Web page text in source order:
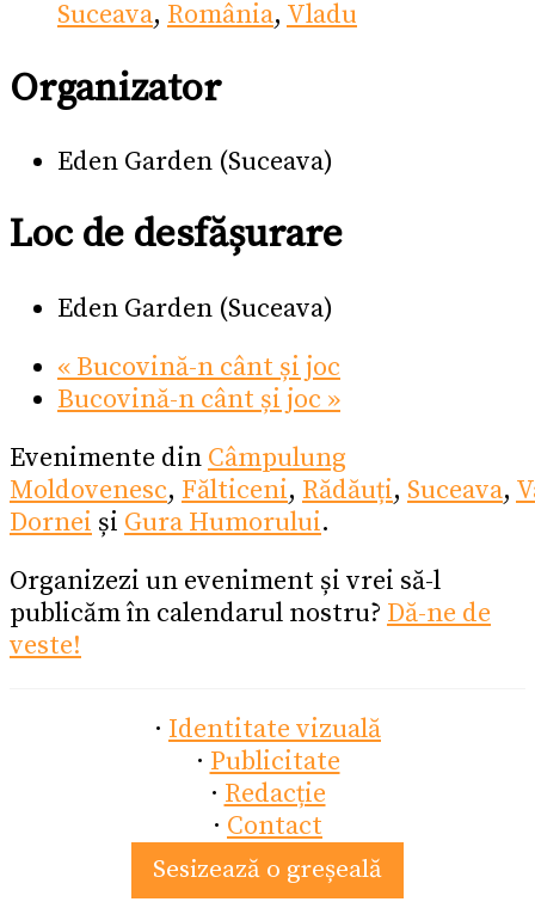
Suceava, România, Vladu
Organizator
Eden Garden (Suceava)
Loc de desfășurare
Eden Garden (Suceava)
« Bucovină-n cânt și joc
Bucovină-n cânt și joc »
Evenimente din Câmpulung
Moldovenesc, Fălticeni, Rădăuți, Suceava,
Dornei și Gura Humorului.
Organizezi un eveniment și vrei să-l
publicăm în calendarul nostru? Dă-ne de
veste!
· Identitate vizuală
· Publicitate
· Redacție
· Contact
Sesizează o greșeală